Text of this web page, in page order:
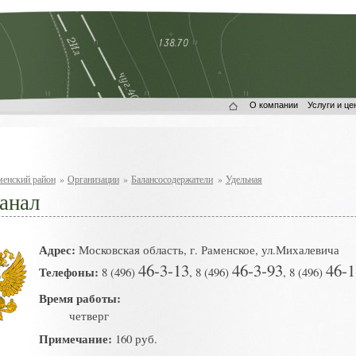
О компании Услуги и
район » Организации » Балансосодержатели » Удельная
Адрес: Московская область, г. Раменское, ул.Михалевича
Телефоны: 8 (496) 46-3-13, 8 (496) 46-3-93, 8 (496) 46-
Время работы:
четверг
Примечание: 160 руб.